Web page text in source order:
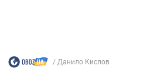
Данило Кислов